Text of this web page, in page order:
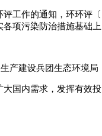
工作的通知，环环
项污染防治措施基础
产建设兵团生态环境局
国内需求，发挥有效